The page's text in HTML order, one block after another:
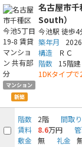
マンション
新築
名古屋市
South）
今池駅 徒歩4
築年月
構造
ＲＣ
階数
15階建
1DKタイプ
階数 2階 間取り
賃料 8.6万円
敷金
無 礼金